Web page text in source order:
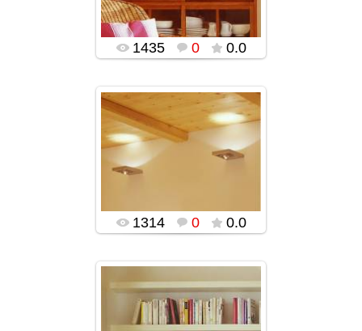
1435 0 0.0
05.01.2016
1314 0 0.0
05.01.2016